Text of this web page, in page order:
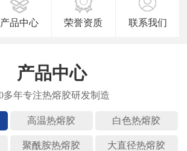
产品中心 荣誉资质 联系我们
产品中心
高温热熔 白色热熔
聚酰胺热 大直径热